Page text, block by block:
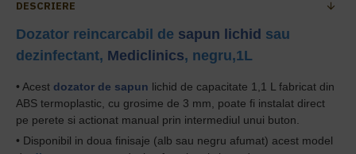
DESCRIERE
Dozator reincarcabil de sapun lichid sau
dezinfectant, Mediclinics, negru,1L
• Acest dozator de sapun lichid de capacitate 1,1 L fabricat din
ABS termoplastic, cu grosime de 3 mm, poate fi instalat direct
pe perete si actionat manual prin intermediul unui buton.
• Disponibil in doua finisaje (alb sau negru afumat) acest model